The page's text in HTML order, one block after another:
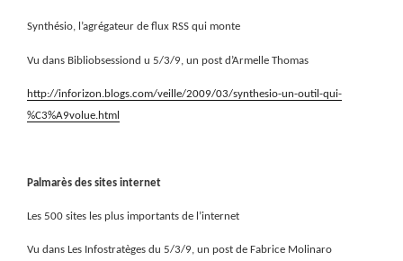
Synthésio, l’agrégateur de flux RSS qui monte
Vu dans Bibliobsessiond u 5/3/9, un post d’Armelle Thomas
http://inforizon.blogs.com/veille/2009/03/synthesio-un-outil-qui-
%C3%A9volue.html
Palmarès des sites internet
Les 500 sites les plus importants de l’internet
Vu dans Les Infostratèges du 5/3/9, un post de Fabrice Molinaro